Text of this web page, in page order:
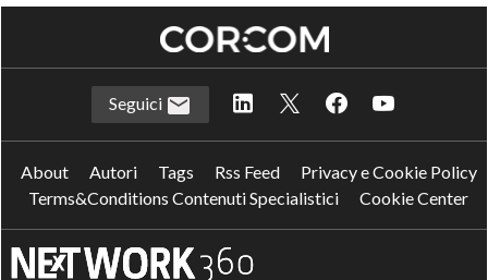
Seguici
About Autori Tags Rss Feed
Privacy e Cookie Policy
Terms&Conditions Contenuti Specialistici
Cookie Center